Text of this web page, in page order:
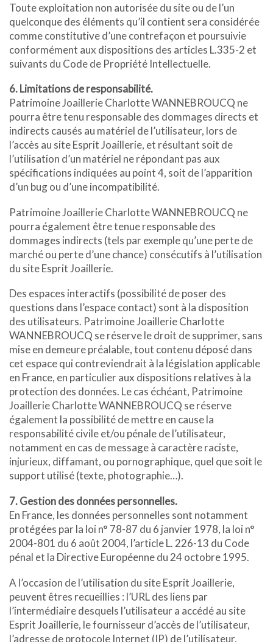
Toute exploitation non autorisée du site ou de l’un
quelconque des éléments qu’il contient sera considérée
comme constitutive d’une contrefaçon et poursuivie
conformément aux dispositions des articles L.335-2 et
suivants du Code de Propriété Intellectuelle.
6. Limitations de responsabilité.
Patrimoine Joaillerie Charlotte WANNEBROUCQ ne
pourra être tenu responsable des dommages directs et
indirects causés au matériel de l’utilisateur, lors de
l’accès au site Esprit Joaillerie, et résultant soit de
l’utilisation d’un matériel ne répondant pas aux
spécifications indiquées au point 4, soit de l’apparition
d’un bug ou d’une incompatibilité.
Patrimoine Joaillerie Charlotte WANNEBROUCQ ne
pourra également être tenue responsable des
dommages indirects (tels par exemple qu’une perte de
marché ou perte d’une chance) consécutifs à l’utilisation
du site Esprit Joaillerie.
Des espaces interactifs (possibilité de poser des
questions dans l’espace contact) sont à la disposition
des utilisateurs. Patrimoine Joaillerie Charlotte
WANNEBROUCQ se réserve le droit de supprimer, sans
mise en demeure préalable, tout contenu déposé dans
cet espace qui contreviendrait à la législation applicable
en France, en particulier aux dispositions relatives à la
protection des données. Le cas échéant, Patrimoine
Joaillerie Charlotte WANNEBROUCQ se réserve
également la possibilité de mettre en cause la
responsabilité civile et/ou pénale de l’utilisateur,
notamment en cas de message à caractère raciste,
injurieux, diffamant, ou pornographique, quel que soit le
support utilisé (texte, photographie…).
7. Gestion des données personnelles.
En France, les données personnelles sont notamment
protégées par la loi n° 78-87 du 6 janvier 1978, la loi n°
2004-801 du 6 août 2004, l’article L. 226-13 du Code
pénal et la Directive Européenne du 24 octobre 1995.
A l’occasion de l’utilisation du site Esprit Joaillerie,
peuvent êtres recueillies : l’URL des liens par
l’intermédiaire desquels l’utilisateur a accédé au site
Esprit Joaillerie, le fournisseur d’accès de l’utilisateur,
l’adresse de protocole Internet (IP) de l’utilisateur.